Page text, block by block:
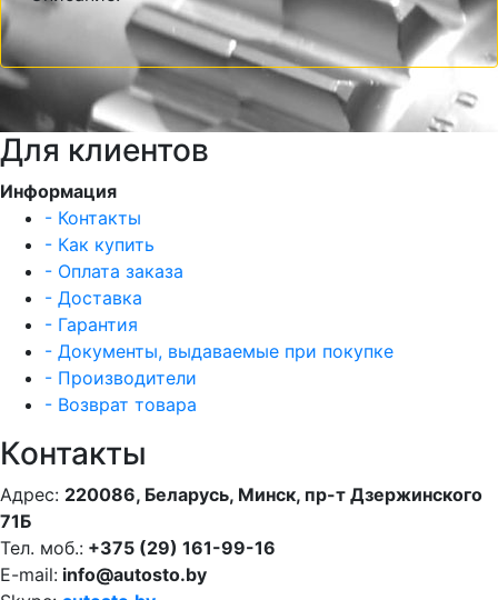
Для клиентов
Информация
- Контакты
- Как купить
- Оплата заказа
- Доставка
- Гарантия
- Документы, выдаваемые при покупке
- Производители
- Возврат товара
Контакты
Адрес: 220086, Беларусь, Минск, пр-т Дзержинского
71Б
Тел. моб.: +375 (29) 161-99-16
E-mail: info@autosto.by